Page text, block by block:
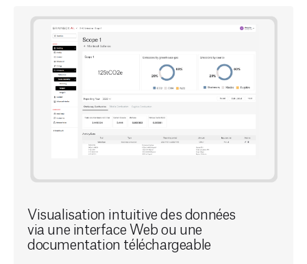
Visualisation intuitive des données
via une interface Web ou une
documentation téléchargeable